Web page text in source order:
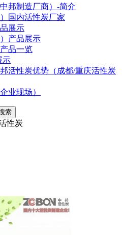
邦制造厂商）-简介
国内活性炭厂家
展示
产品展示
品一览
示
活性炭优势（成都/重庆活性炭
业现场）